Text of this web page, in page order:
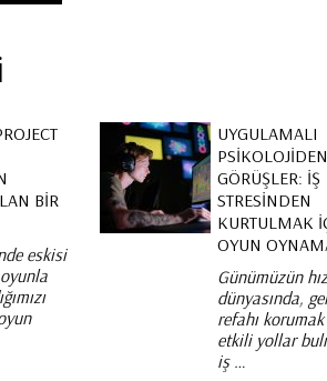
BIR
eskisi
UYGULAMALI
PSIKOLOJIDEN
GÖRÜŞLER: İŞ
STRESINDEN
KURTULMAK
OYUN
Günümüzün
dünyasında,
refahı
etkili yollar
iş …